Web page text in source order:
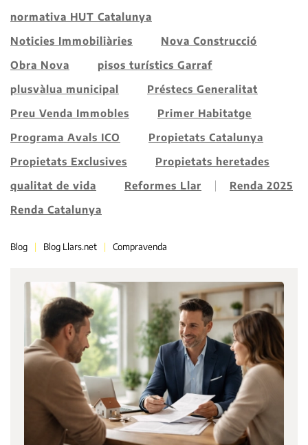
normativa HUT Catalunya
Noticies Immobiliàries
Nova Construcció
Obra Nova
pisos turístics Garraf
plusvàlua municipal
Préstecs Generalitat
Preu Venda Immobles
Primer Habitatge
Programa Avals ICO
Propietats Catalunya
Propietats Exclusives
Propietats heretades
qualitat de vida
Reformes Llar
Renda 2025
Renda Catalunya
Blog Blog Llars.net Compravenda